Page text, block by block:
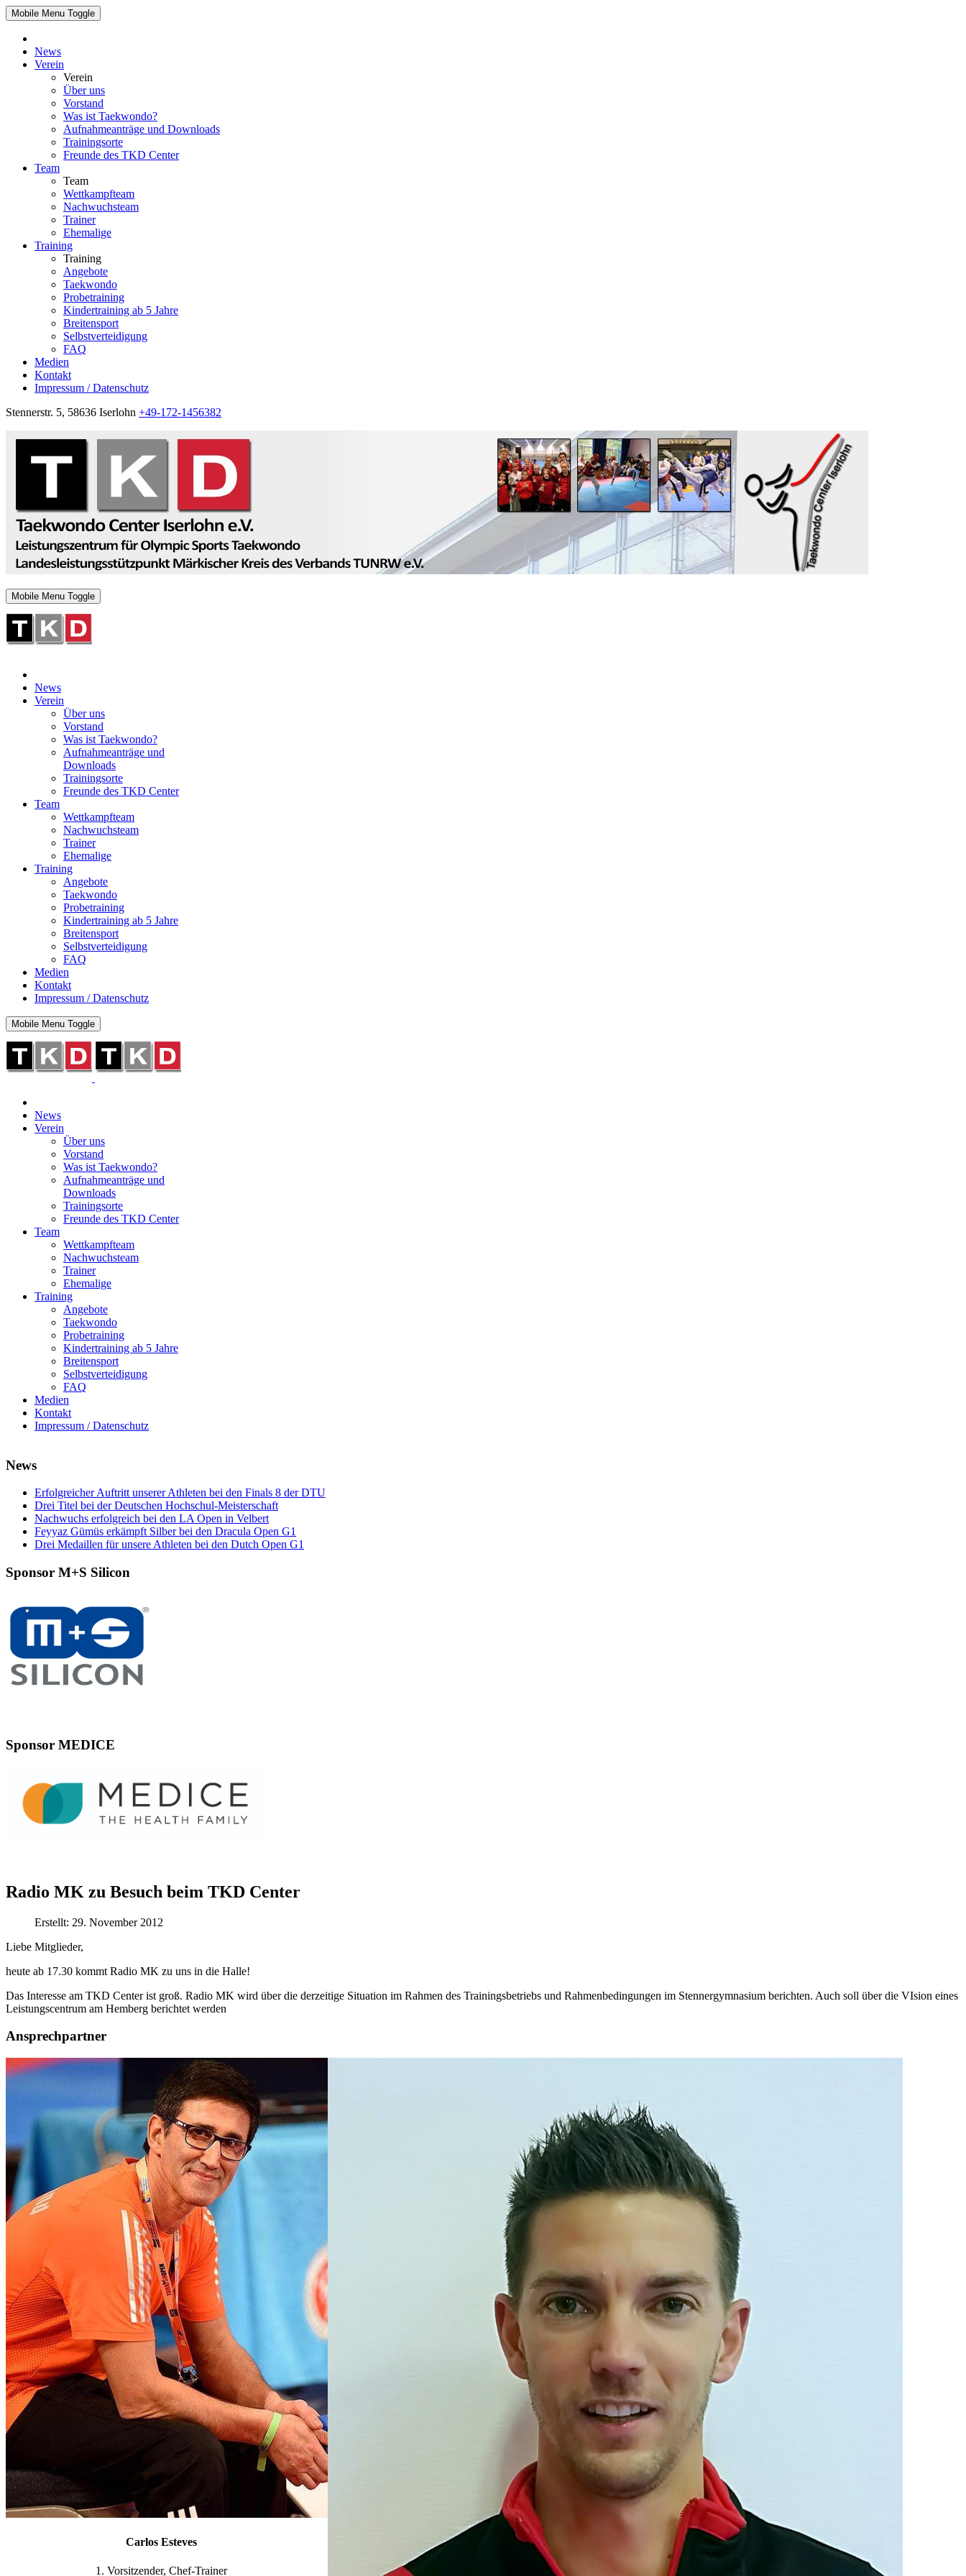
Mobile Menu Toggle
News
Verein
Verein
Über uns
Vorstand
Was ist Taekwondo?
Aufnahmeanträge und Downloads
Trainingsorte
Freunde des TKD Center
Team
Team
Wettkampfteam
Nachwuchsteam
Trainer
Ehemalige
Training
Training
Angebote
Taekwondo
Probetraining
Kindertraining ab 5 Jahre
Breitensport
Selbstverteidigung
FAQ
Medien
Kontakt
Impressum / Datenschutz
Stennerstr. 5, 58636 Iserlohn +49-172-1456382
Mobile Menu Toggle
News
Verein
Über uns
Vorstand
Was ist Taekwondo?
Aufnahmeanträge und
Downloads
Trainingsorte
Freunde des TKD Center
Team
Wettkampfteam
Nachwuchsteam
Trainer
Ehemalige
Training
Angebote
Taekwondo
Probetraining
Kindertraining ab 5 Jahre
Breitensport
Selbstverteidigung
FAQ
Medien
Kontakt
Impressum / Datenschutz
Mobile Menu Toggle
News
Verein
Über uns
Vorstand
Was ist Taekwondo?
Aufnahmeanträge und
Downloads
Trainingsorte
Freunde des TKD Center
Team
Wettkampfteam
Nachwuchsteam
Trainer
Ehemalige
Training
Angebote
Taekwondo
Probetraining
Kindertraining ab 5 Jahre
Breitensport
Selbstverteidigung
FAQ
Medien
Kontakt
Impressum / Datenschutz
News
Erfolgreicher Auftritt unserer Athleten bei den Finals 8 der DTU
Drei Titel bei der Deutschen Hochschul-Meisterschaft
Nachwuchs erfolgreich bei den LA Open in Velbert
Feyyaz Gümüs erkämpft Silber bei den Dracula Open G1
Drei Medaillen für unsere Athleten bei den Dutch Open G1
Sponsor M+S Silicon
Sponsor MEDICE
Radio MK zu Besuch beim TKD Center
Erstellt: 29. November 2012
Liebe Mitglieder,
heute ab 17.30 kommt Radio MK zu uns in die Halle!
Das Interesse am TKD Center ist groß. Radio MK wird über die derzeitige Situation im Rahmen des Trainingsbetriebs und Rahmenbedingungen im Stennergymnasium berichten. Auch soll über die VIsion eines
Leistungscentrum am Hemberg berichtet werden
Ansprechpartner
Carlos Esteves
1. Vorsitzender, Chef-Trainer